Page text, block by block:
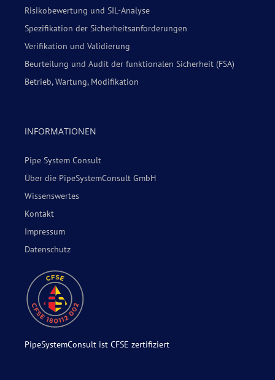
Risikobewertung und SIL-Analyse
Spezifikation der Sicherheitsanforderungen
Verifikation und Validierung
Beurteilung und Audit der funktionalen Sicherheit (FSA)
Betrieb, Wartung, Modifikation
INFORMATIONEN
Pipe System Consult
Über die PipeSystemConsult GmbH
Wissenswertes
Kontakt
Impressum
Datenschutz
PipeSystemConsult ist CFSE zertifiziert